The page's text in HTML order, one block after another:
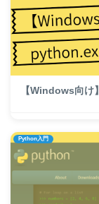
【Windows向
Python入門